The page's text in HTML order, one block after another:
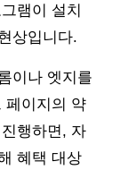
램이 설치
상입니다.
이나 엣지를
페이지의 약
행하면, 자
혜택 대상